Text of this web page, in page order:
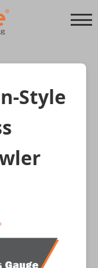
Style